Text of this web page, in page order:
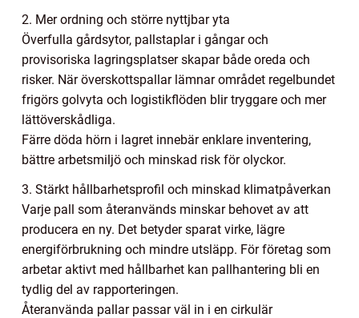
2. Mer ordning och större nyttjbar yta
Överfulla gårdsytor, pallstaplar i gångar och
provisoriska lagringsplatser skapar både oreda och
risker. När överskottspallar lämnar området regelbundet
frigörs golvyta och logistikflöden blir tryggare och mer
lättöverskådliga.
Färre döda hörn i lagret innebär enklare inventering,
bättre arbetsmiljö och minskad risk för olyckor.
3. Stärkt hållbarhetsprofil och minskad klimatpåverkan
Varje pall som återanvänds minskar behovet av att
producera en ny. Det betyder sparat virke, lägre
energiförbrukning och mindre utsläpp. För företag som
arbetar aktivt med hållbarhet kan pallhantering bli en
tydlig del av rapporteringen.
Återanvända pallar passar väl in i en cirkulär